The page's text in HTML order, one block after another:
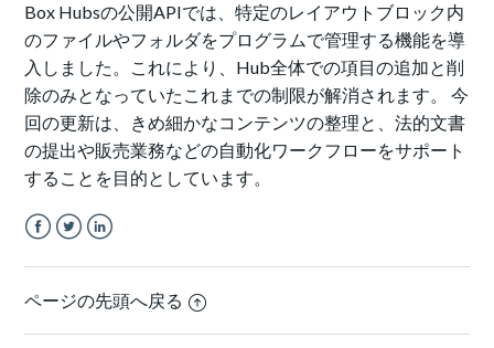
Box Hubsの公開APIでは、特定のレイアウトブロック内
のファイルやフォルダをプログラムで管理する機能を導
入しました。これにより、Hub全体での項目の追加と削
除のみとなっていたこれまでの制限が解消されます。 今
回の更新は、きめ細かなコンテンツの整理と、法的文書
の提出や販売業務などの自動化ワークフローをサポート
することを目的としています。
ページの先頭へ戻る